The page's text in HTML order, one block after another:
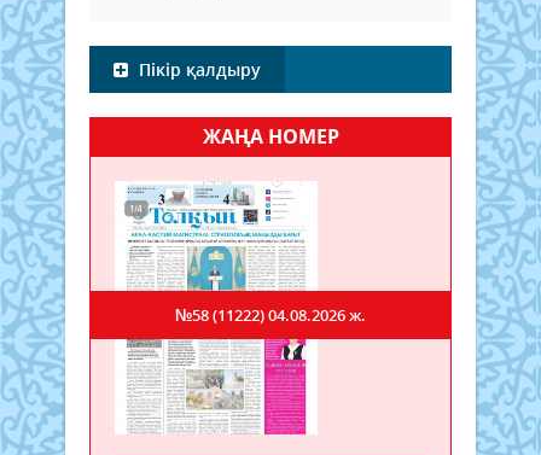
Пікір қалдыру
ЖАҢА НОМЕР
№58 (11222)04.08.2026 ж.